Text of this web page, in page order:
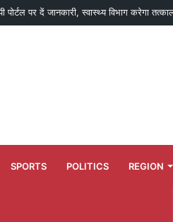
पर दें जानकारी, स्वास्थ्य विभाग करेगा
SPORTS POLITICS REGION